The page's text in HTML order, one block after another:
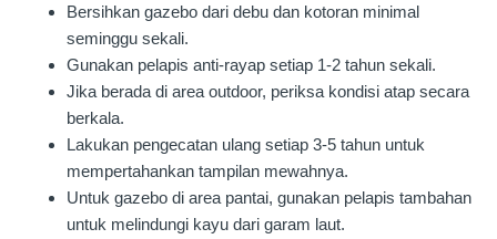
Bersihkan gazebo dari debu dan kotoran minimal
seminggu sekali.
Gunakan pelapis anti-rayap setiap 1-2 tahun sekali.
Jika berada di area outdoor, periksa kondisi atap secara
berkala.
Lakukan pengecatan ulang setiap 3-5 tahun untuk
mempertahankan tampilan mewahnya.
Untuk gazebo di area pantai, gunakan pelapis tambahan
untuk melindungi kayu dari garam laut.